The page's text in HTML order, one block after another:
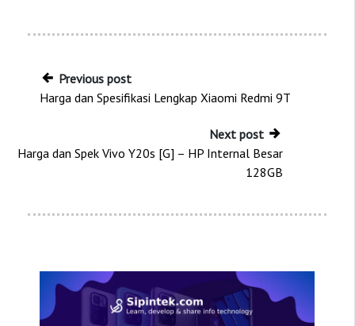
Previous post
Harga dan Spesifikasi Lengkap Xiaomi Redmi 9T
Next post
Harga dan Spek Vivo Y20s [G] – HP Internal Besar
128GB